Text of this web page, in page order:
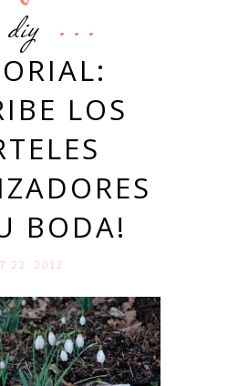
diy
LOS
BODA!
22. 2012